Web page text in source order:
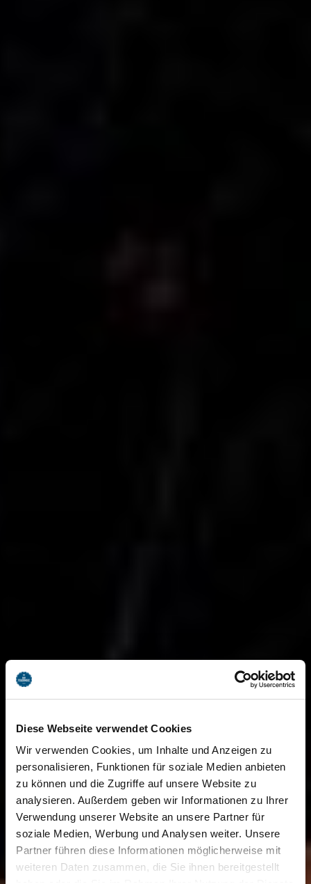
Diese Webseite verwendet Cookies
Wir verwenden Cookies, um Inhalte und Anzeigen zu
personalisieren, Funktionen für soziale Medien anbieten
zu können und die Zugriffe auf unsere Website zu
analysieren. Außerdem geben wir Informationen zu Ihrer
Verwendung unserer Website an unsere Partner für
soziale Medien, Werbung und Analysen weiter. Unsere
Partner führen diese Informationen möglicherweise mit
weiteren Daten zusammen, die Sie ihnen bereitgestellt